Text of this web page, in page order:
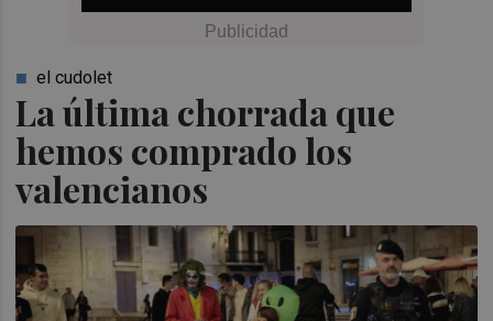
La última chorrada que
hemos comprado los
valencianos
el cudolet